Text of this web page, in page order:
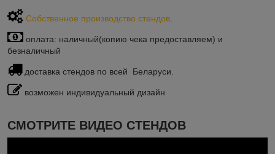
Собственное производство стендов.
оплата: наличный(копию чека предоставляем) и
безналичный
доставка стендов по всей Беларуси.
возможен индивидуальный дизайн
СМОТРИТЕ ВИДЕО СТЕНДОВ